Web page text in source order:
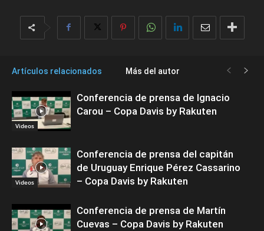
Artículos relacionados Más del autor
Videos
Conferencia de prensa de Ignacio
Carou – Copa Davis by Rakuten
Videos
Conferencia de prensa del capitán
de Uruguay Enrique Pérez Cassarino
– Copa Davis by Rakuten
Conferencia de prensa de Martín
Cuevas – Copa Davis by Rakuten